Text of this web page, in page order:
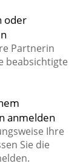
oder
Partnerin
beabsichtigte
anmelden
Ihre
Sie die